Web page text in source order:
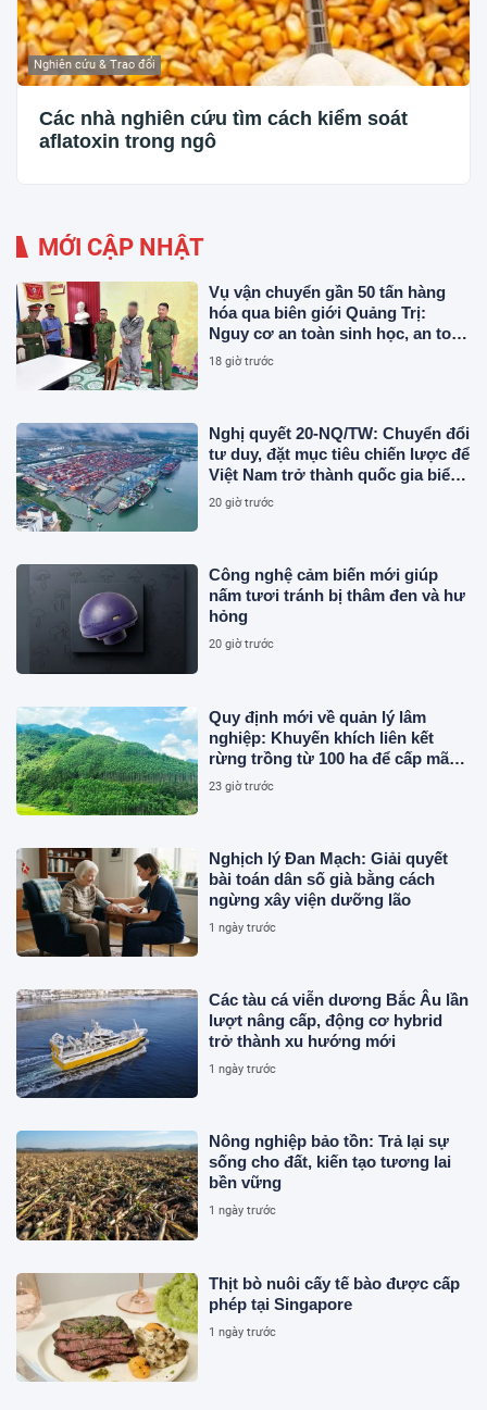
Nghiên cứu & Trao đổi
Các nhà nghiên cứu tìm cách kiểm soát
aflatoxin trong ngô
MỚI CẬP NHẬT
Vụ vận chuyển gần 50 tấn hàng
hóa qua biên giới Quảng Trị:
Nguy cơ an toàn sinh học, an toàn
thực phẩm từ sản phẩm động vật
18 giờ trước
Nghị quyết 20-NQ/TW: Chuyển đổi
tư duy, đặt mục tiêu chiến lược để
Việt Nam trở thành quốc gia biển
mạnh
20 giờ trước
Công nghệ cảm biến mới giúp
nấm tươi tránh bị thâm đen và hư
hỏng
20 giờ trước
Quy định mới về quản lý lâm
nghiệp: Khuyến khích liên kết
rừng trồng từ 100 ha để cấp mã
số
23 giờ trước
Nghịch lý Đan Mạch: Giải quyết
bài toán dân số già bằng cách
ngừng xây viện dưỡng lão
1 ngày trước
Các tàu cá viễn dương Bắc Âu lần
lượt nâng cấp, động cơ hybrid
trở thành xu hướng mới
1 ngày trước
Nông nghiệp bảo tồn: Trả lại sự
sống cho đất, kiến tạo tương lai
bền vững
1 ngày trước
Thịt bò nuôi cấy tế bào được cấp
phép tại Singapore
1 ngày trước